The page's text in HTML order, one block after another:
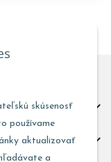
skúsenosť
používame
aktualizovať
a